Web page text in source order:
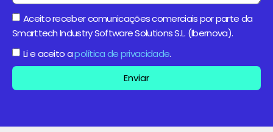
Aceito receber comunicações comerciais por parte da
Smarttech Industry Software Solutions S.L. (Ibernova).
Li e aceito apolítica de privacidade.
Enviar